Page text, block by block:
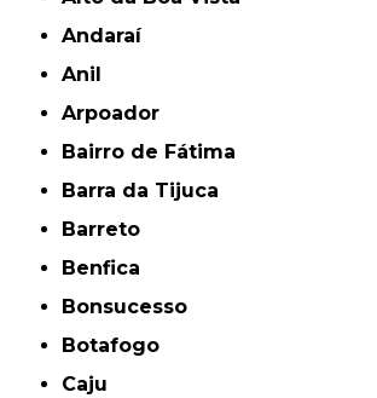
Andaraí
Anil
Arpoador
Bairro de Fátima
Barra da Tijuca
Barreto
Benfica
Bonsucesso
Botafogo
Caju